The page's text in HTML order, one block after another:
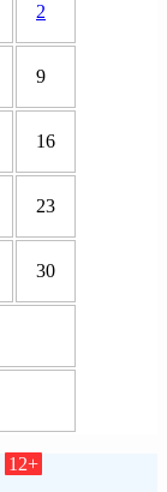
2
9
16
23
30
12+